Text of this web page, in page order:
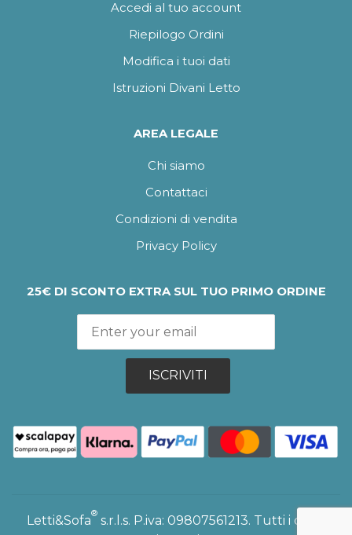
Accedi al tuo account
Riepilogo Ordini
Modifica i tuoi dati
Istruzioni Divani Letto
AREA LEGALE
Chi siamo
Contattaci
Condizioni di vendita
Privacy Policy
25€ DI SCONTO EXTRA SUL TUO PRIMO ORDINE
ISCRIVITI
Letti&Sofa
®
s.r.l.s. P.iva: 09807561213. Tutti i diritti